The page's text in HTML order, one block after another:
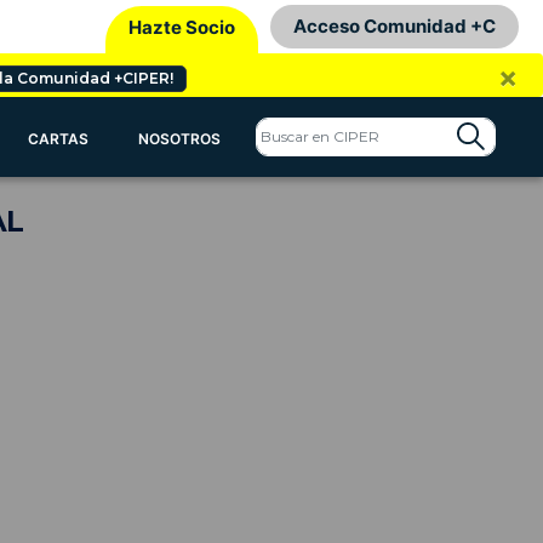
Hazte Socio Acceso Comunidad +C
la Comunidad +CIPER! ×
CARTAS NOSOTROS